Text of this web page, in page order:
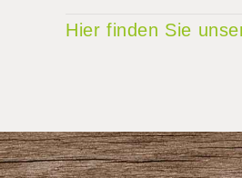
Hier finden Sie